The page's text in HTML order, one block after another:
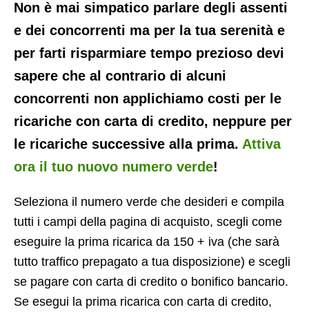
Non è mai simpatico parlare degli assenti
e dei concorrenti ma per la tua serenità e
per farti risparmiare tempo prezioso devi
sapere che al contrario di alcuni
concorrenti non applichiamo costi per le
ricariche con carta di credito, neppure per
le ricariche successive alla prima. Attiva
ora il tuo nuovo numero verde!
Seleziona il numero verde che desideri e compila
tutti i campi della pagina di acquisto, scegli come
eseguire la prima ricarica da 150 + iva (che sarà
tutto traffico prepagato a tua disposizione) e scegli
se pagare con carta di credito o bonifico bancario.
Se esegui la prima ricarica con carta di credito,